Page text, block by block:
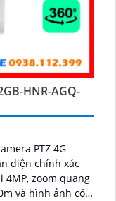
HNR-AGQ-
PTZ 4G
diện chính xác
và hình ảnh có